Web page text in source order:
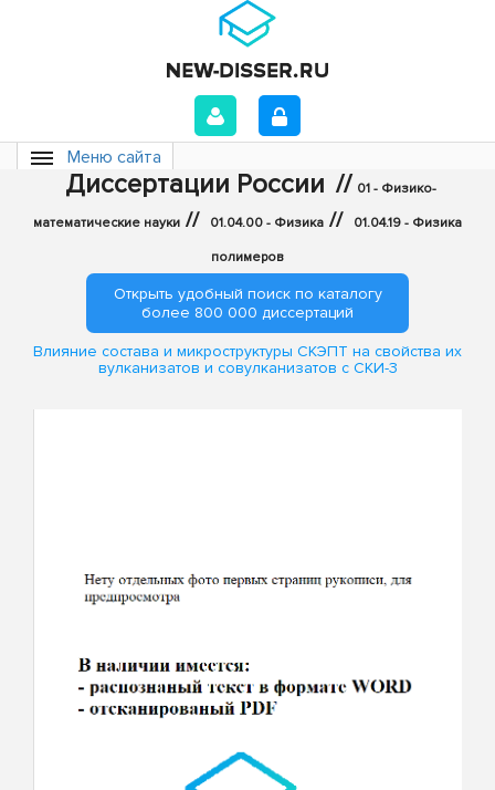
Меню сайта
Диссертации России // 01 - Физико-
математические науки // 01.04.00 - Физика // 01.04.19 - Физика
полимеров
Открыть удобный поиск по каталогу
более 800 000 диссертаций
Влияние состава и микроструктуры СКЭПТ на свойства их
вулканизатов и совулканизатов с СКИ-3